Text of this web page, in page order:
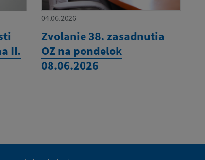
II.
04.06.2026
Zvolanie 38. zasadnutia
OZ na pondelok
08.06.2026